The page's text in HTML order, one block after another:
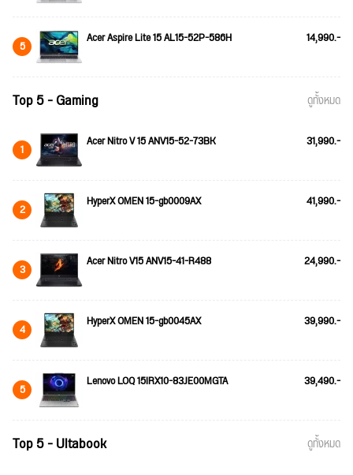
5 Acer Aspire Lite 15 AL15-52P-586H 14,990.-
Top 5 - Gaming ดูทั้งหมด
1 Acer Nitro V 15 ANV15-52-73BK 31,990.-
2 HyperX OMEN 15-gb0009AX 41,990.-
3 Acer Nitro V15 ANV15-41-R488 24,990.-
4 HyperX OMEN 15-gb0045AX 39,990.-
5 Lenovo LOQ 15IRX10-83JE00MGTA 39,490.-
Top 5 - Ultabook
ดูทั้งหมด